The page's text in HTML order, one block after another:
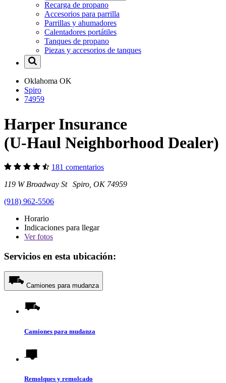
Recarga de propano
Accesorios para parrilla
Parrillas y ahumadores
Calentadores portátiles
Tanques de propano
Piezas y accesorios de tanques
Oklahoma OK
Spiro
74959
Harper Insurance
(U-Haul Neighborhood Dealer)
181 comentarios
119 W Broadway St Spiro, OK 74959
(918) 962-5506
Horario
Indicaciones para llegar
Verfotos
Servicios en esta ubicación:
Camiones para mudanza
Camiones para mudanza
Remolques y remolcado